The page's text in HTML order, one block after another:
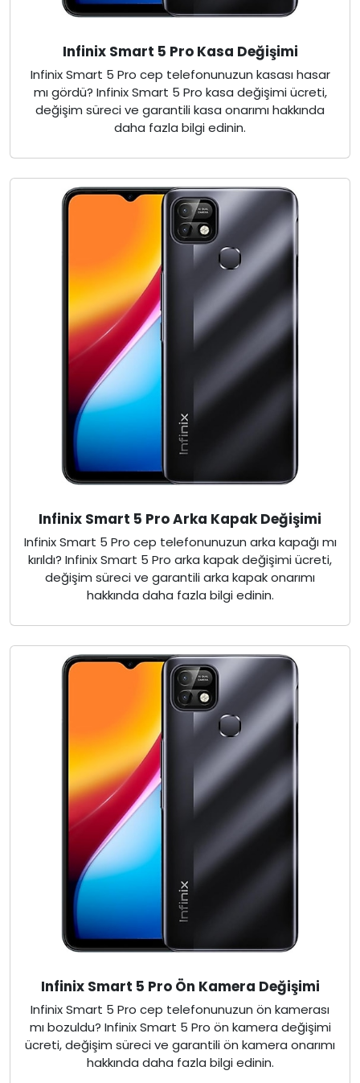
Infinix Smart 5 Pro Kasa Değişimi
Infinix Smart 5 Pro cep telefonunuzun kasası hasar
mı gördü? Infinix Smart 5 Pro kasa değişimi ücreti,
değişim süreci ve garantili kasa onarımı hakkında
daha fazla bilgi edinin.
Infinix Smart 5 Pro Arka Kapak Değişimi
Infinix Smart 5 Pro cep telefonunuzun arka kapağı mı
kırıldı? Infinix Smart 5 Pro arka kapak değişimi ücreti,
değişim süreci ve garantili arka kapak onarımı
hakkında daha fazla bilgi edinin.
Infinix Smart 5 Pro Ön Kamera Değişimi
Infinix Smart 5 Pro cep telefonunuzun ön kamerası
mı bozuldu? Infinix Smart 5 Pro ön kamera değişimi
ücreti, değişim süreci ve garantili ön kamera onarımı
hakkında daha fazla bilgi edinin.